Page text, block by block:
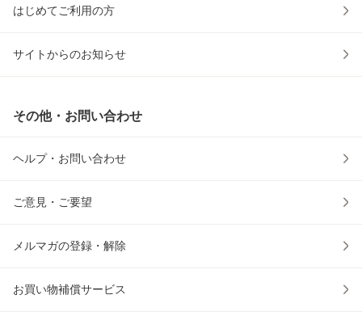
はじめてご利用の方
サイトからのお知らせ
その他・お問い合わせ
ヘルプ・お問い合わせ
ご意見・ご要望
メルマガの登録・解除
お買い物補償サービス